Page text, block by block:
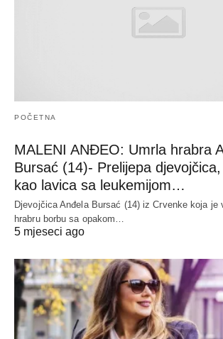
POČETNA
MALENI ANĐEO: Umrla hrabra
Bursać (14)- Prelijepa
kao lavica sa leukemijom…
Djevojčica Anđela Bursać (14) iz Crvenke koja je
hrabru borbu sa opakom…
5 mjeseci ago